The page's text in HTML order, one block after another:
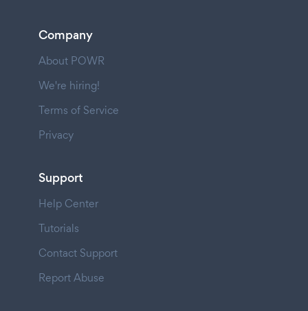
Company
About POWR
We're hiring!
Terms of Service
Privacy
Support
Help Center
Tutorials
Contact Support
Report Abuse